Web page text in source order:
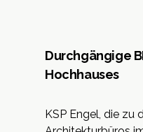
Durchgängige
Hochhauses
KSP Engel, die zu